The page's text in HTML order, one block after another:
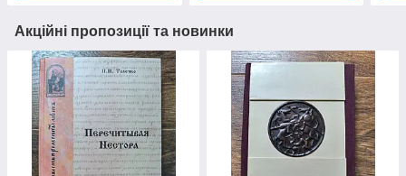
Акційні пропозиції та новинки